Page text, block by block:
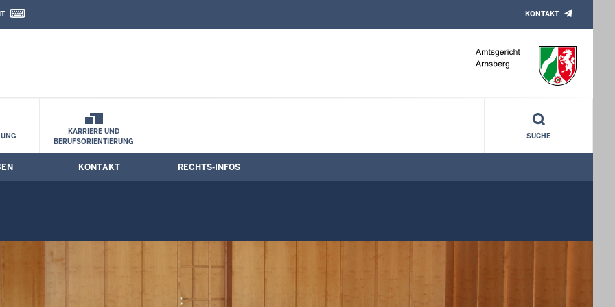
Kontaktformular
KONTAKT
KARRIERE UND
BERUFSORIENTIERUNG
SUCHE
KONTAKT RECHTS-INFOS